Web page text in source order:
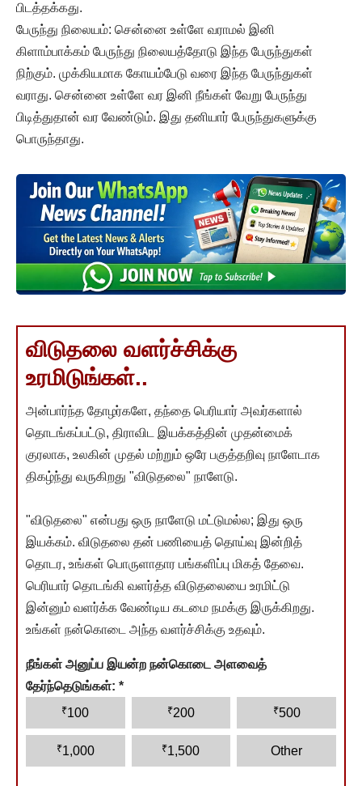
பிடத்தக்கது.
பேருந்து நிலையம்: சென்னை உள்ளே வராமல் இனி
கிளாம்பாக்கம் பேருந்து நிலையத்தோடு இந்த பேருந்துகள்
நிற்கும். முக்கியமாக கோயம்பேடு வரை இந்த பேருந்துகள்
வராது. சென்னை உள்ளே வர இனி நீங்கள் வேறு பேருந்து
பிடித்துதான் வர வேண்டும். இது தனியார் பேருந்துகளுக்கு
பொருந்தாது.
விடுதலை வளர்ச்சிக்கு
உரமிடுங்கள்..
அன்பார்ந்த தோழர்களே, தந்தை பெரியார் அவர்களால்
தொடங்கப்பட்டு, திராவிட இயக்கத்தின் முதன்மைக்
குரலாக, உலகின் முதல் மற்றும் ஒரே பகுத்தறிவு நாளேடாக
திகழ்ந்து வருகிறது "விடுதலை" நாளேடு.
"விடுதலை" என்பது ஒரு நாளேடு மட்டுமல்ல; இது ஒரு
இயக்கம். விடுதலை தன் பணியைத் தொய்வு இன்றித்
தொடர, உங்கள் பொருளாதார பங்களிப்பு மிகத் தேவை.
பெரியார் தொடங்கி வளர்த்த விடுதலையை உரமிட்டு
இன்னும் வளர்க்க வேண்டிய கடமை நமக்கு இருக்கிறது.
உங்கள் நன்கொடை அந்த வளர்ச்சிக்கு உதவும்.
நீங்கள் அனுப்ப இயன்ற நன்கொடை அளவைத்
தேர்ந்தெடுங்கள்: *
₹100 ₹200 ₹500
₹1,000 ₹1,500 Other